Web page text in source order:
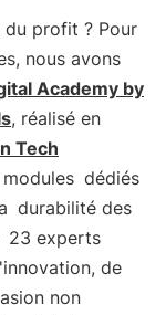
du profit ? Pour
nous avons
Academy by
, réalisé en
Tech
modules dédiés
durabilité des
23 experts
de
non